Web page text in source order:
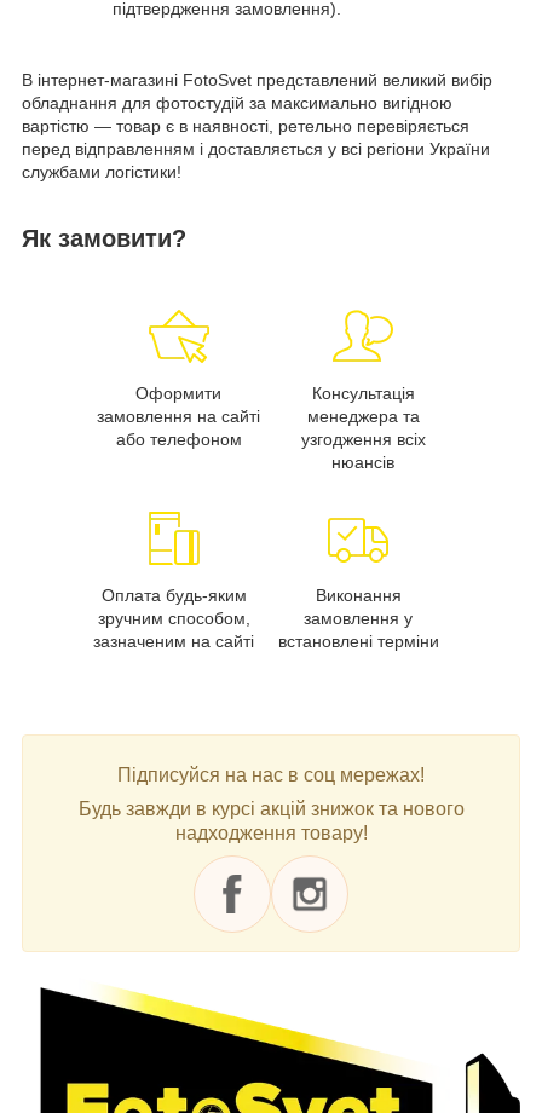
підтвердження замовлення).
В інтернет-магазині FotoSvet представлений великий вибір
обладнання для фотостудій за максимально вигідною
вартістю — товар є в наявності, ретельно перевіряється
перед відправленням і доставляється у всі регіони України
службами логістики!
Як замовити?
Оформити
замовлення на сайті
або телефоном
Консультація
менеджера та
узгодження всіх
нюансів
Оплата будь-яким
зручним способом,
зазначеним на сайті
Виконання
замовлення у
встановлені терміни
Підписуйся на нас в соц мережах!
Будь завжди в курсі акцій знижок та нового
надходження товару!